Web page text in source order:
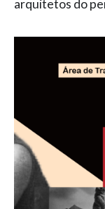
arquitetos do